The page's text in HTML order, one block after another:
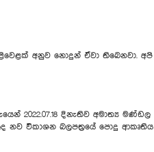
අනුව නොදුන් ඒවා තිබෙනවා. අපි
2022.07.18 දිනැතිව අමාත්‍ය මණ්ඩල
නව විකාශන බලපත්‍රයේ පොදු ආකෘතිය